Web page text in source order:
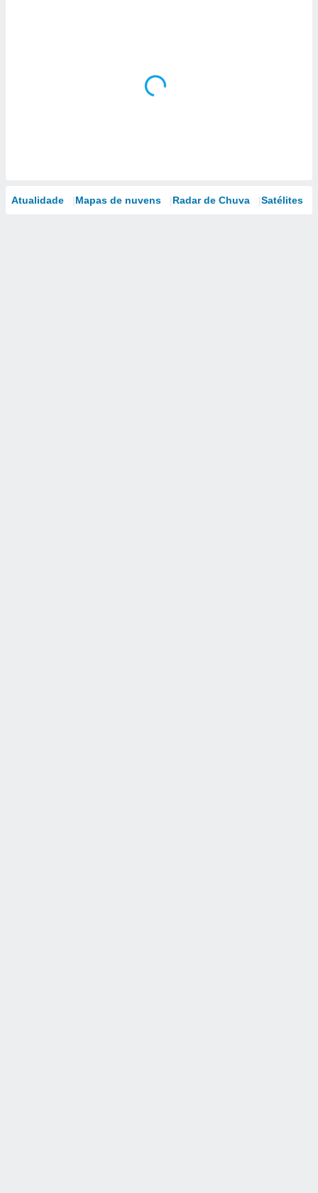
Atualidade Mapas de nuvens Radar de Chuva Satélites